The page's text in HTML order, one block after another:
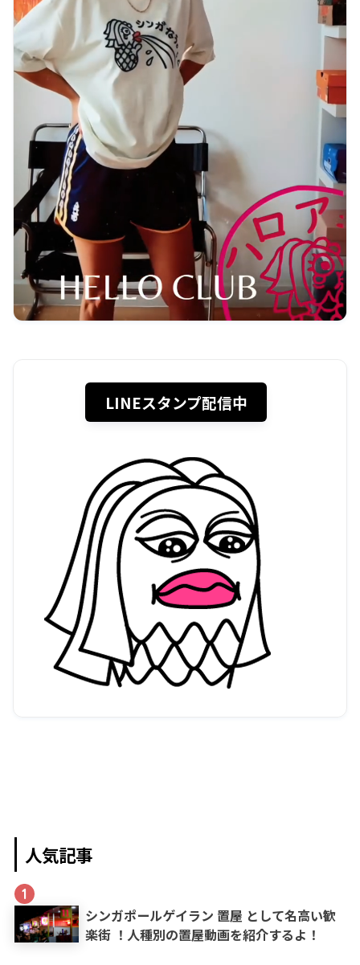
LINEスタンプ配信中
人気記事
1
シンガポールゲイラン 置屋 として名高い歓
楽街 ！人種別の置屋動画を紹介するよ！